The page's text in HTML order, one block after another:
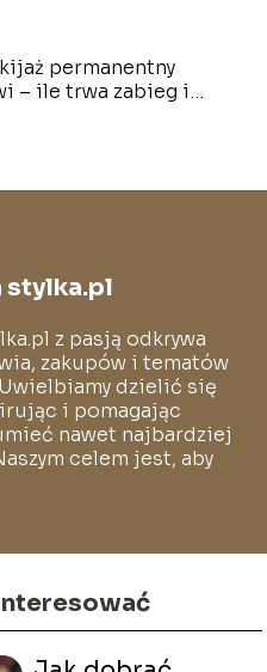
permanentny
– ile trwa zabieg i
stylka.pl
z pasją odkrywa
zakupów i tematów
dzielić się
i pomagając
nawet najbardziej
celem jest, aby